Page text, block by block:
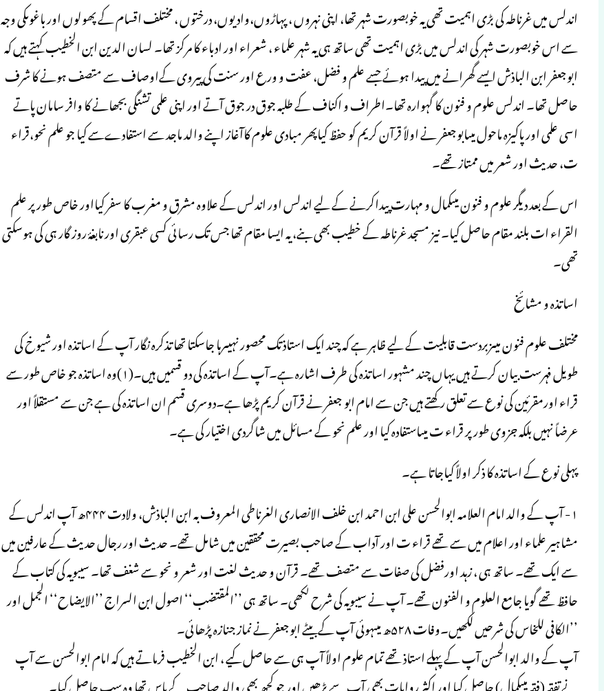
اندلس میں غرناطہ کی بڑی اہمیت تھی یہ خوبصورت شہر تھا، اپنی نہروں ، پہاڑوں،وادیوں، درختوں ، مختلف اقسام کے پھولوں اور باغوںکی وجہ
سے اس خوبصورت شہر کی اندلس میں بڑی اہمیت تھی ساتھ ہی یہ شہر علماء ، شعراء اور ادباء کا مرکز تھا۔ لسان الدین ابن الخطیب کہتے ہیں کہ
ابوجعفر ابن الباذش ایسے گھرانے میں پیدا ہوئے جسے علم و فضل، عفت و ورع اور سنت کی پیروی کےاوصاف سے متصف ہونے کا شرف
حاصل تھا۔ اندلس علوم و فنون کا گہوارہ تھا۔اطراف و اکناف کے طلبہ جوق در جوق آتے اور اپنی علمی تشنگی بجھانے کا وافر سامان پاتے
اسی علمی اور پاکیزہ ماحول میںابوجعفر نے اولاً قرآن کریم کو حفظ کیاپھر مبادی علوم کاآغاز اپنے والد ماجد سے استفادےسے کیا جو علم نحو،قراء
ت، حدیث اور شعر میں ممتاز تھے۔
اس کے بعد دیگر علوم و فنون میںکمال و مہارت پیداکرنے کے لیے اندلس اور اندلس کے علاوہ مشرق و مغرب کا سفر کیااور خاص طور پر علم
القراء ات بلند مقام حاصل کیا۔ نیز مسجد غرناطہ کے خطیب بھی بنے، یہ ایسا مقام تھا جس تک رسائی کسی عبقری اور نابغۂ روز گار ہی کی ہوسکتی
تھی۔
اساتذہ و مشائخ
مختلف علوم فنون میںزبردست قابلیت کے لیے ظاہر ہے کہ چند ایک استاذ تک محصور نہیںرہا جاسکتا تھا تذکرہ نگار آپ کے اساتذہ اور شیوخ کی
طویل فہرست بیان کرتے ہیں یہاں چند مشہور اساتذہ کی طرف اشارہ ہے۔آپ کے اساتذہ کی دو قسمیں ہیں۔(۱)وہ اساتذہ جو خاص طور سے
قراء اورمقرئین کی نوع سے تعلق رکھتے ہیں جن سے امام ابو جعفر نے قرآن کریم پڑھا ہے۔دوسری قسم ان اساتذہ کی ہے جن سے مستقلاً اور
عرضاً نہیں بلکہ جزوی طور پر قراء ت میںاستفادہ کیا اور علم نحو کے مسائل میں شاگردی اختیار کی ہے۔
پہلی نوع کے اساتذہ کا ذکر اولاً کیاجاتا ہے۔
۱- آپ کے والد امام العلامہ ابوالحسن علی ابن احمد ابن خلف الانصاری الغرناطی المعروف بہ ابن الباذش، ولادت ۴۴۴ھ آپ اندلس کے
مشاہیر علماء اور اعلام میں سے تھے قراء ت اور آداب کے صاحب بصیرت محققین میں شامل تھے۔ حدیث اور رجال حدیث کے عارفین میں
سے ایک تھے۔ ساتھ ہی ، زہد اورفضل کی صفات سے متصف تھے۔ قرآن و حدیث لغت اور شعر و نحو سے شغف تھا۔ سیبویہ کی کتاب کے
حافظ تھے گویا جامع العلوم و الفنون تھے۔ آپ نے سیبویہ کی شرح لکھی۔ ساتھ ہی ’’المقتضب‘‘ اصول ابن السراج ’’الایضاح‘‘ الجمل اور
’’الکافی للخاس کی شرحیں لکھیں۔وفات ۵۲۸ھ میںہوئی آپ کے بیٹے ابوجعفر نے نماز جنازہ پڑھائی۔
آپ کے والد ابوالحسن آپ کے پہلے استاذ تھے تمام علوم اولاً آپ ہی سے حاصل کیے ، ابن الخطیب فرماتے ہیں کہ امام ابوالحسن سے آپ
نے تفقہ (فقہ میںکمال) حاصل کیا اور اکثر روایات بھی آپ سے پڑھیں اور جو کچھ بھی والد صاحب کے پاس تھا وہ سب حاصل کیا۔